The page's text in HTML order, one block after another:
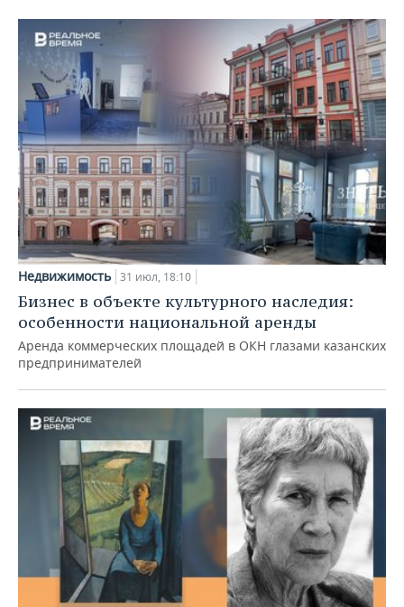
Недвижимость 31 июл, 18:10
Бизнес в объекте культурного наследия:
особенности национальной аренды
Аренда коммерческих площадей в ОКН глазами казанских
предпринимателей